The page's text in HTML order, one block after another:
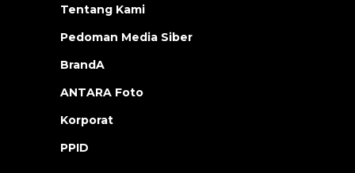
Tentang Kami
Pedoman Media Siber
BrandA
ANTARA Foto
Korporat
PPID